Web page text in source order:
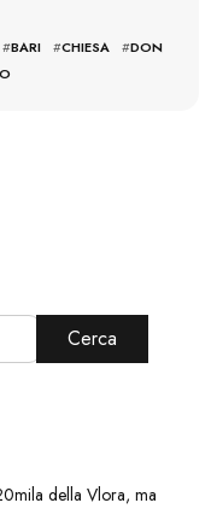
#BARI #CHIESA #DON
Cerca
della Vlora, ma